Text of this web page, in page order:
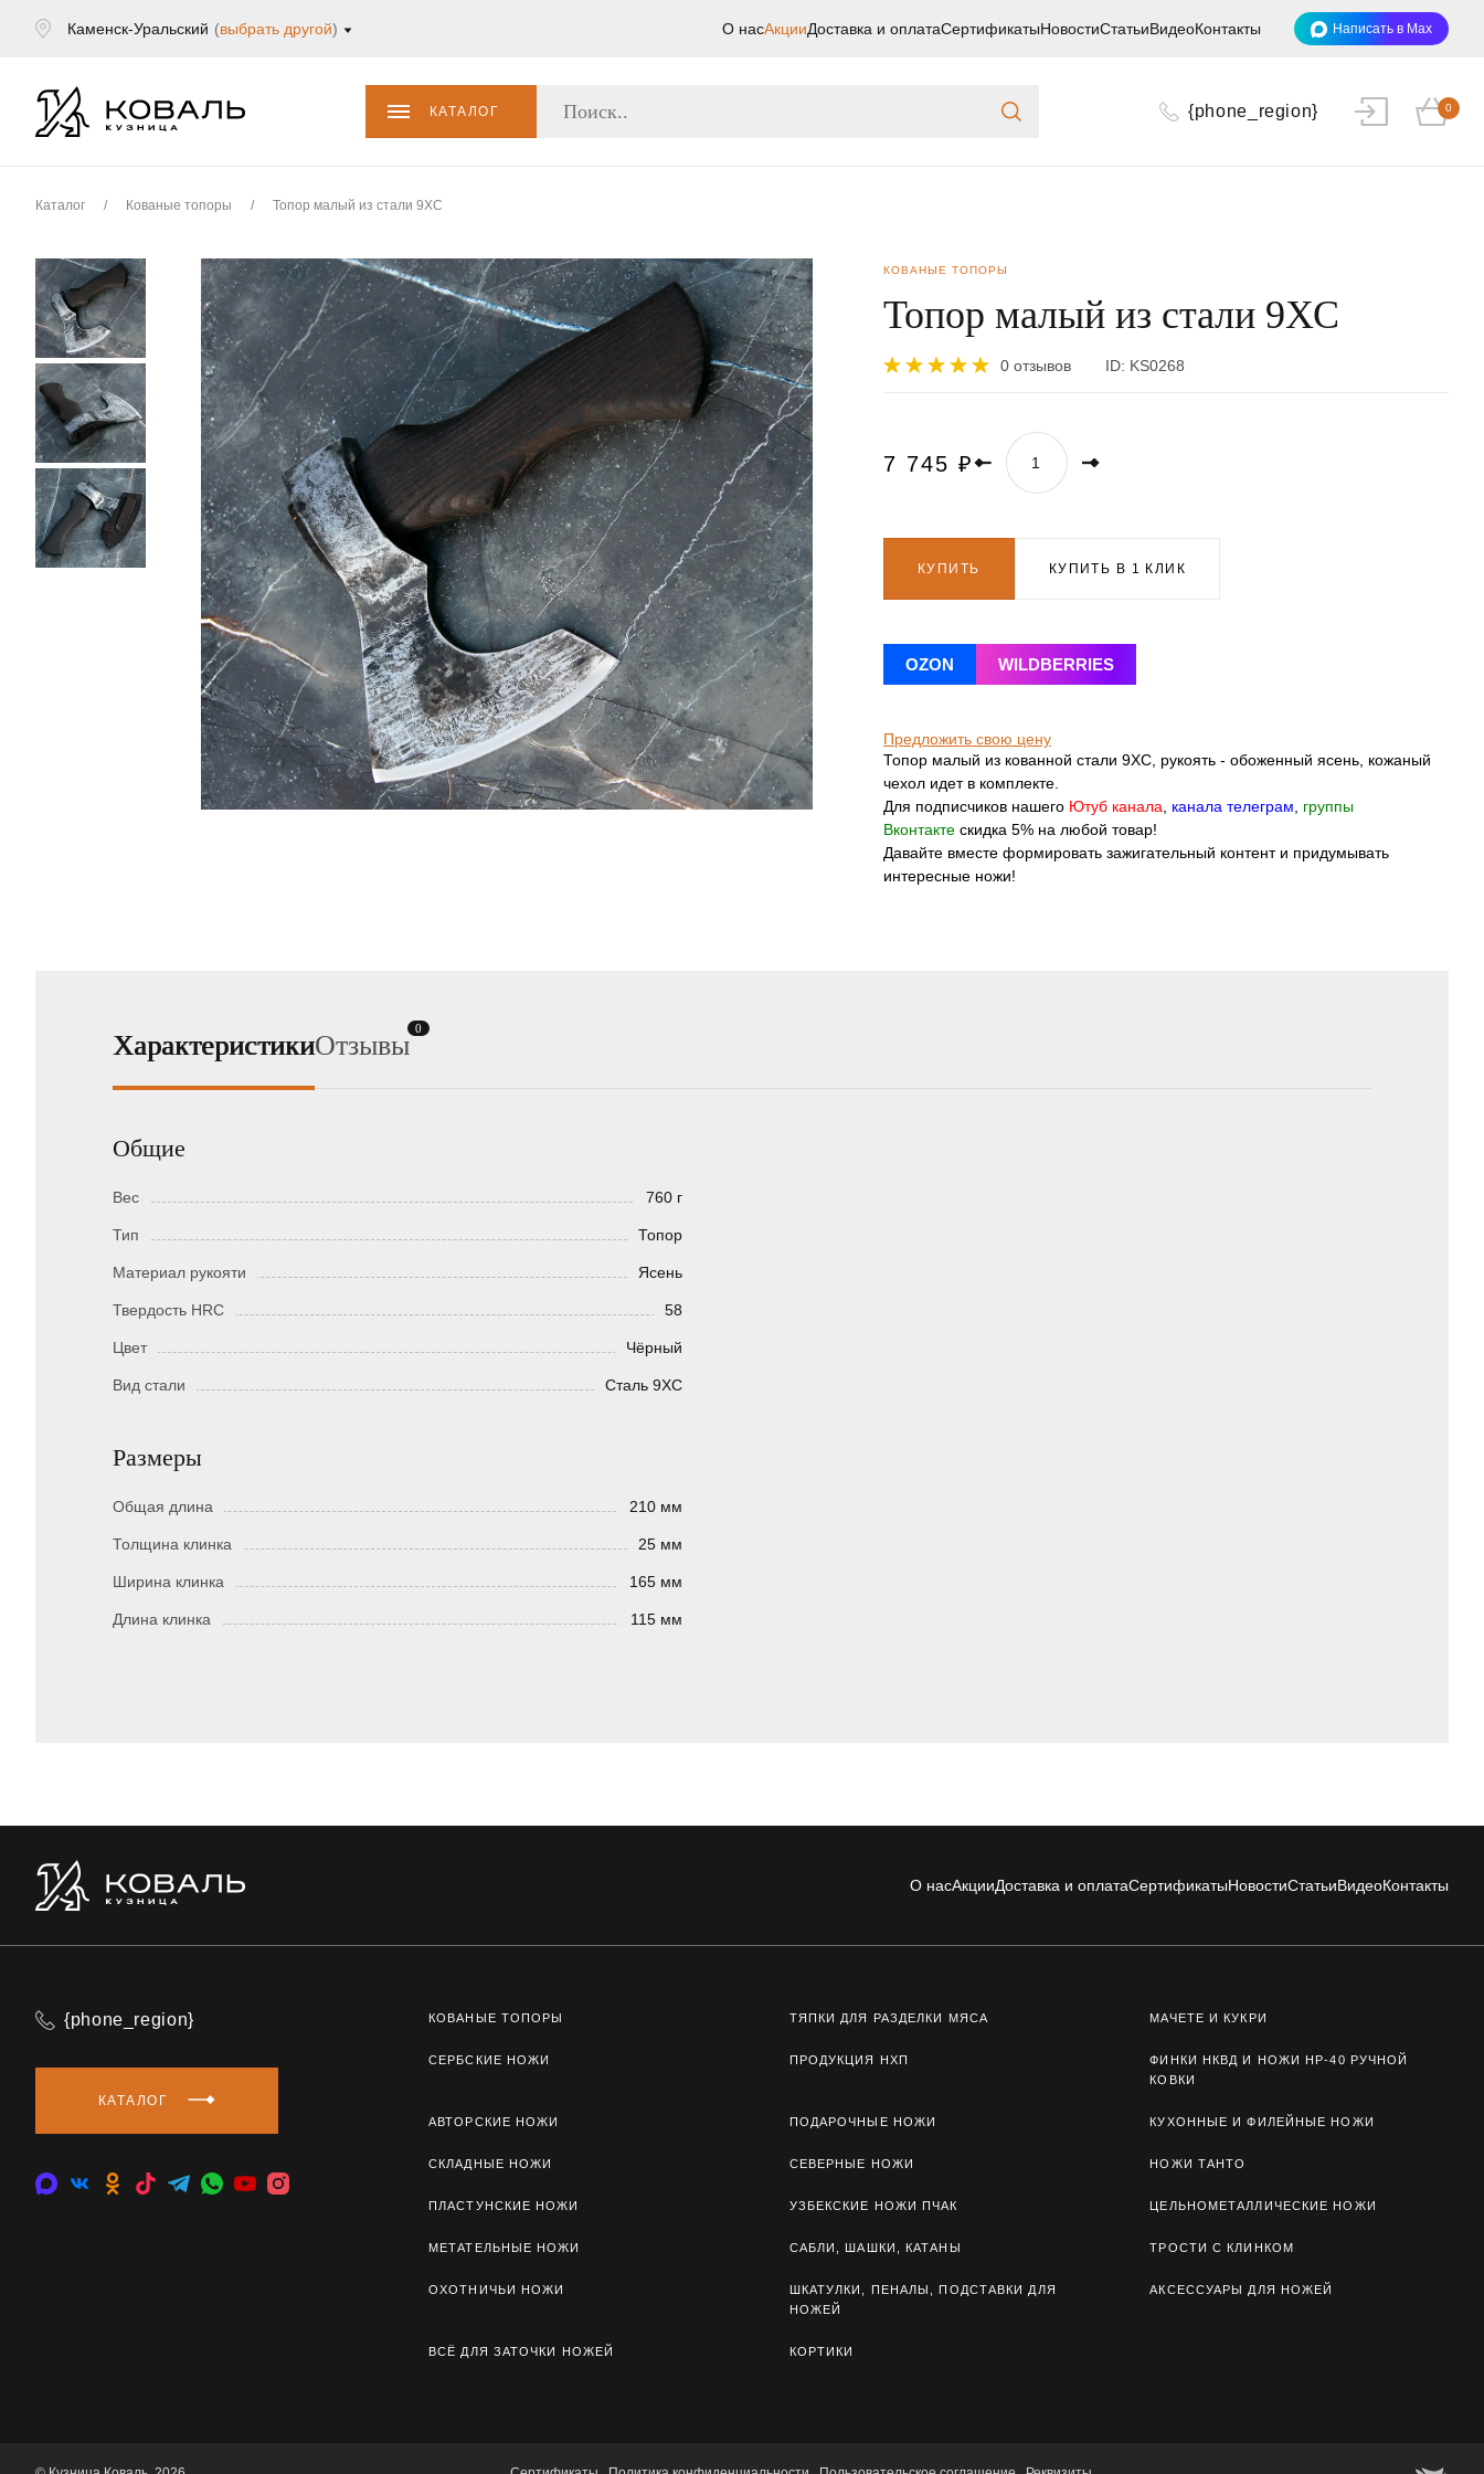
Каменск-Уральский (выбрать другой) О насАкцииДоставка и оплатаСертификатыНовостиСтатьиВидеоКонтакты Написать в Max
КАТАЛОГ {phone_region} 0
Каталог / Кованые топоры / Топор малый из стали 9ХС
КОВАНЫЕ ТОПОРЫ
Топор малый из стали 9ХС
0 отзывов ID: KS0268
7 745 ₽
КУПИТЬ КУПИТЬ В 1 КЛИК
OZON WILDBERRIES
Предложить свою цену
Топор малый из кованной стали 9ХС, рукоять - обоженный ясень, кожаный
чехол идет в комплекте.
Для подписчиков нашего Ютуб канала канала телеграм
группы
Вконтакте скидка 5% на любой товар!
Давайте вместе формировать зажигательный контент и придумывать
интересные ножи!
ХарактеристикиОтзывы
0
Общие
Вес 760 г
Тип Топор
Материал рукояти Ясень
Твердость HRC 58
Цвет Чёрный
Вид стали Сталь 9ХС
Размеры
Общая длина 210 мм
Толщина клинка 25 мм
Ширина клинка 165 мм
Длина клинка 115 мм
О насАкцииДоставка и оплатаСертификатыНовостиСтатьиВидеоКонтакты
{phone_region}
КАТАЛОГ
КОВАНЫЕ ТОПОРЫ ТЯПКИ ДЛЯ РАЗДЕЛКИ МЯСА МАЧЕТЕ И КУКРИ
СЕРБСКИЕ НОЖИ ПРОДУКЦИЯ НХП
ФИНКИ НКВД И НОЖИ НР-40 РУЧНОЙ
КОВКИ
АВТОРСКИЕ НОЖИ ПОДАРОЧНЫЕ НОЖИ КУХОННЫЕ И ФИЛЕЙНЫЕ НОЖИ
СКЛАДНЫЕ НОЖИ СЕВЕРНЫЕ НОЖИ НОЖИ ТАНТО
ПЛАСТУНСКИЕ НОЖИ УЗБЕКСКИЕ НОЖИ ПЧАК ЦЕЛЬНОМЕТАЛЛИЧЕСКИЕ НОЖИ
МЕТАТЕЛЬНЫЕ НОЖИ САБЛИ, ШАШКИ, КАТАНЫ ТРОСТИ С КЛИНКОМ
ОХОТНИЧЬИ НОЖИ
ШКАТУЛКИ, ПЕНАЛЫ, ПОДСТАВКИ ДЛЯ
НОЖЕЙ
АКСЕССУАРЫ ДЛЯ НОЖЕЙ
ВСЁ ДЛЯ ЗАТОЧКИ НОЖЕЙ КОРТИКИ